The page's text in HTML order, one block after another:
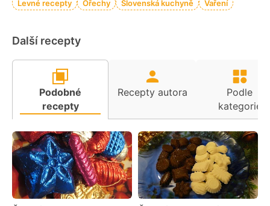
Levné recepty Ořechy Slovenská kuchyně Vaření
Další recepty
Podobné
recepty
Recepty autora
Podle
kategorie